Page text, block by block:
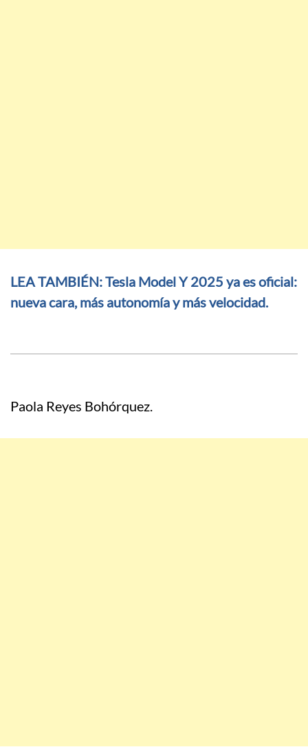
LEA TAMBIÉN: Tesla Model Y 2025 ya es oficial:
nueva cara, más autonomía y más velocidad.
Paola Reyes Bohórquez.